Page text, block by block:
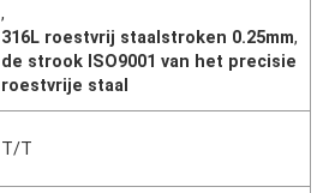
,
316L roestvrij staalstroken 0.25mm,
de strook ISO9001 van het precisie
roestvrije staal
T/T